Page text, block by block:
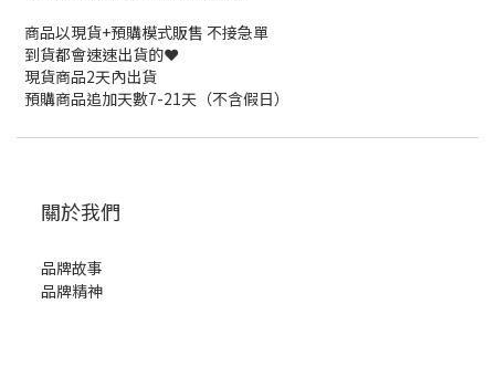
商品以現貨+預購模式販售 不接急單
到貨都會速速出貨的❤️
現貨商品2天內出貨
預購商品追加天數7-21天（不含假日）
關於我們
品牌故事
品牌精神